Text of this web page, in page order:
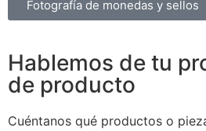
Fotografía de monedas y sellos
Hablemos de tu
de producto
Cuéntanos qué productos o